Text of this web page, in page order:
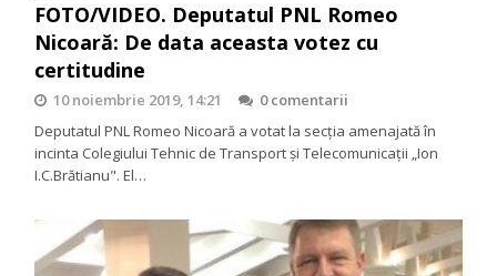
FOTO/VIDEO. Deputatul PNL Romeo
Nicoară: De data aceasta votez cu
certitudine
10 noiembrie 2019, 14:21
0 comentarii
Deputatul PNL Romeo Nicoară a votat la secţia amenajată în
incinta Colegiului Tehnic de Transport și Telecomunicaţii „Ion
I.C.Brătianu". El…